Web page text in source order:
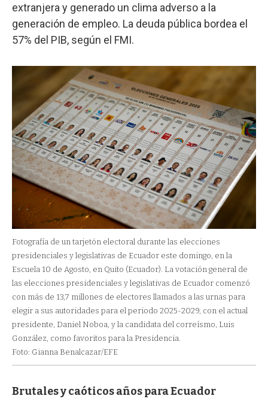
extranjera y generado un clima adverso a la
generación de empleo. La deuda pública bordea el
57% del PIB, según el FMI.
Fotografía de un tarjetón electoral durante las elecciones
presidenciales y legislativas de Ecuador este domingo, en la
Escuela 10 de Agosto, en Quito (Ecuador). La votación general de
las elecciones presidenciales y legislativas de Ecuador comenzó
con más de 13,7 millones de electores llamados a las urnas para
elegir a sus autoridades para el periodo 2025-2029, con el actual
presidente, Daniel Noboa, y la candidata del correísmo, Luis
González, como favoritos para la Presidencia.
Foto: Gianna Benalcazar/EFE
Brutales y caóticos años para Ecuador